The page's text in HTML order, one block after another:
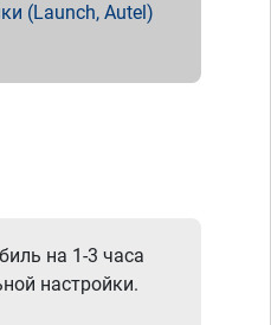
(Launch, Autel)
на 1-3 часа
настройки.